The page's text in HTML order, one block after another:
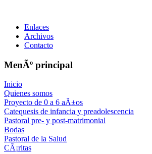
Enlaces
Archivos
Contacto
MenÃº principal
Inicio
Quienes somos
Proyecto de 0 a 6 aÃ±os
Catequesis de infancia y preadolescencia
Pastoral pre- y post-matrimonial
Bodas
Pastoral de la Salud
CÃ¡ritas